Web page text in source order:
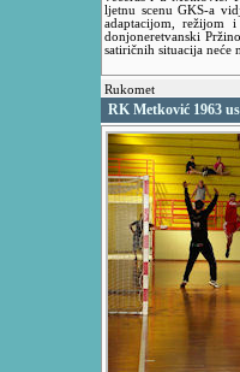
ljetnu scenu GKS-a
adaptacijom, režijom
donjoneretvanski
satiričnih situacija neće
Rukomet
RK Metković 1963